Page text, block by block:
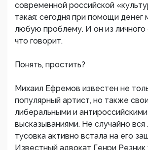
современной российской
такая: сегодня при помощи
любую проблему. И он из личного
что говорит.
Понять, простить?
Михаил Ефремов известен не
популярный артист, но также
либеральными и антироссийскими
высказываниями. Не случайно вся
тусовка активно встала на его
Известный адвокат Генри